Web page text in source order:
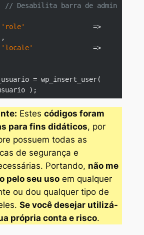
// Desabilita barra de admin
'role'
'locale'
= wp_insert_user(
Estes códigos foram
para fins didáticos, por
possuem todas as
de segurança e
Portando, não me
pelo seu usoem qualquer
ou dou qualquer tipo de
Se você desejar utilizá-
própria conta e risco.